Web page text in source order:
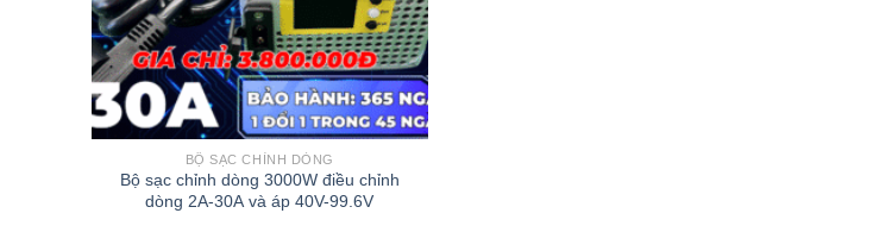
BỘ SẠC CHỈNH DÒNG
Bộ sạc chỉnh dòng 3000W điều chỉnh
dòng 2A-30A và áp 40V-99.6V